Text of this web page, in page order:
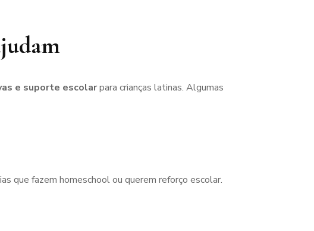
e suporte escolarpara crianças latinas. Algumas
que fazem homeschool ou querem reforço escolar.